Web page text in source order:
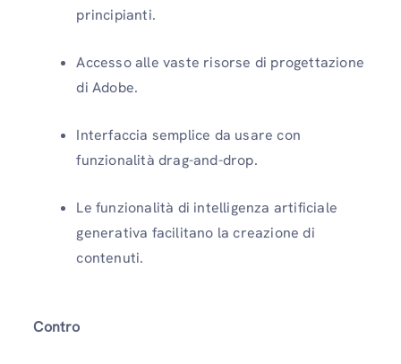
principianti.
Accesso alle vaste risorse di progettazione
di Adobe.
Interfaccia semplice da usare con
funzionalità drag-and-drop.
Le funzionalità di intelligenza artificiale
generativa facilitano la creazione di
contenuti.
Contro